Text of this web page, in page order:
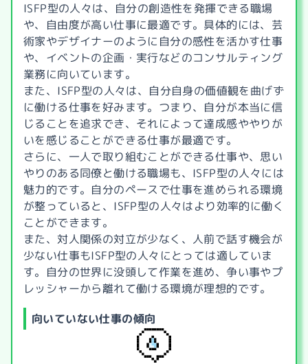
ISFP型の人々は、自分の創造性を発揮できる職場
や、自由度が高い仕事に最適です。具体的には、芸
術家やデザイナーのように自分の感性を活かす仕事
や、イベントの企画・実行などのコンサルティング
業務に向いています。
また、ISFP型の人々は、自分自身の価値観を曲げず
に働ける仕事を好みます。つまり、自分が本当に信
じることを追求でき、それによって達成感ややりが
いを感じることができる仕事が最適です。
さらに、一人で取り組むことができる仕事や、思い
やりのある同僚と働ける職場も、ISFP型の人々には
魅力的です。自分のペースで仕事を進められる環境
が整っていると、ISFP型の人々はより効率的に働く
ことができます。
また、対人関係の対立が少なく、人前で話す機会が
少ない仕事もISFP型の人々にとっては適していま
す。自分の世界に没頭して作業を進め、争い事やプ
レッシャーから離れて働ける環境が理想的です。
向いていない仕事の傾向